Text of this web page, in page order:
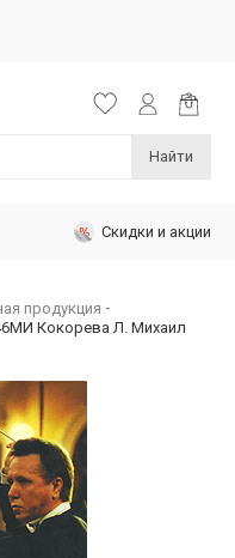
Найти
Скидки и акции
продукция
Кокорева Л. Михаил